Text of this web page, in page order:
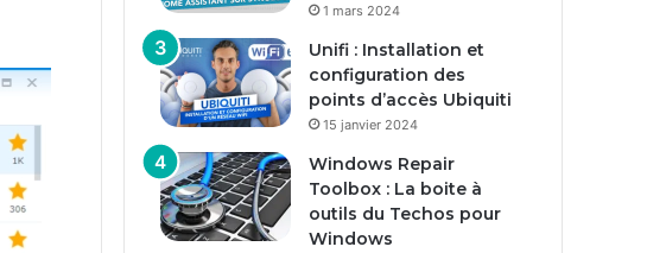
1 mars 2024
Unifi : Installation et
configuration des
points d’accès Ubiquiti
15 janvier 2024
Windows Repair
Toolbox : La boite à
outils du Techos pour
Windows